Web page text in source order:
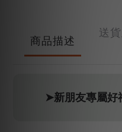
商品描述
送
➤新朋友專屬好